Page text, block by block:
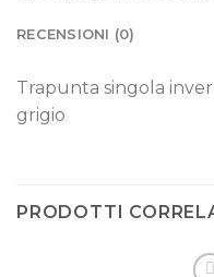
RECENSIONI (0)
Trapunta singola
grigio
PRODOTTI